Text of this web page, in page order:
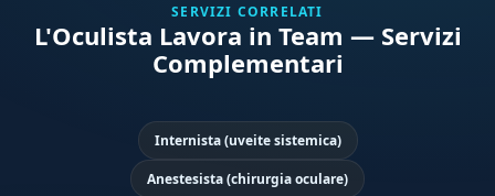
SERVIZI CORRELATI
L'Oculista Lavora in Team — Servizi
Complementari
Internista (uveite sistemica)
Anestesista (chirurgia oculare)